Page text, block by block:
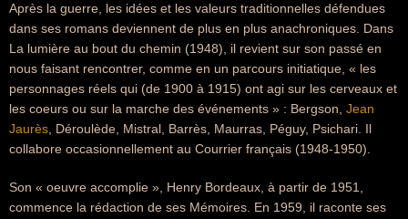
Après la guerre, les idées et les valeurs traditionnelles défendues
dans ses romans deviennent de plus en plus anachroniques. Dans
La lumière au bout du chemin (1948), il revient sur son passé en
nous faisant rencontrer, comme en un parcours initiatique, « les
personnages réels qui (de 1900 à 1915) ont agi sur les cerveaux et
les coeurs ou sur la marche des événements » : Bergson, Jean
Jaurès , Déroulède, Mistral, Barrès, Maurras, Péguy, Psichari. Il
collabore occasionnellement au Courrier français (1948-1950).
Son « oeuvre accomplie », Henry Bordeaux, à partir de 1951,
commence la rédaction de ses Mémoires. En 1959, il raconte ses